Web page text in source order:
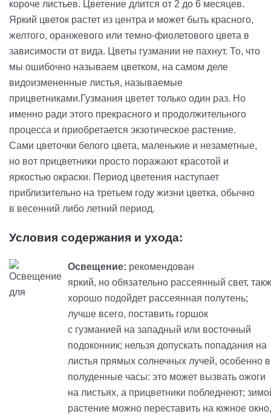
короче листьев. Цветение длится от 2 до 6 месяцев.
Яркий цветок растет из центра и может быть красного,
желтого, оранжевого или темно-фиолетового цвета в
зависимости от вида. Цветы гузмании не пахнут. То, что
мы ошибочно называем цветком, на самом деле
видоизмененные листья, называемые
прицветниками.Гузмания цветет только один раз. Но
именно ради этого прекрасного и продолжительного
процесса и приобретается экзотическое растение.
Сами цветочки белого цвета, маленькие и незаметные,
но вот прицветники просто поражают красотой и
яркостью окраски. Период цветения наступает
приблизительно на третьем году жизни цветка, обычно
в весенний либо летний период.
Условия содержания и ухода:
Освещение: рекомендован
яркий, но обязательно рассеянный свет,
хорошо подойдет рассеянная полутень;
лучше всего, поставить горшок
с гузманией на западный или восточный
подоконник; нельзя допускать попадания на
листья прямых солнечных лучей, особенно в
полуденные часы: это может вызвать ожоги
на листьях, а прицветники побледнеют;
растение можно переставить на южное окно,